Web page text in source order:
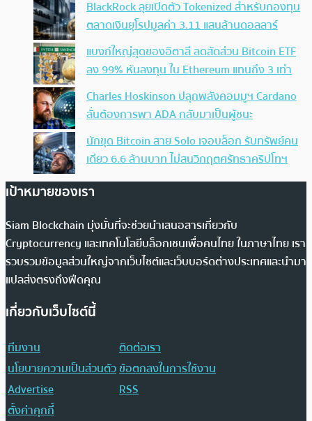
BlackRock ลุยเปิดตัว Tokenized สำหรับกองทุน
ตลาดเงินยุโรปมูลค่า 3.11 แสนล้านดอลลาร์
แบงก์ใหญ่สุดของอิตาลี ลดสัดส่วน Bitcoin ETF
ลง 99% หันลงทุน ใน Ethereum แทนถึง 3 เท่า
Charles Hoskinson ปลุกพลังคอมมูฯ Cardano
ลั่นต้องการพา ADA กลับมาเป็นผู้ชนะ
นักขุด Bitcoin สาย Solo เจอบล็อก รับทรัพย์คน
เดียว 6.6 ล้านบาท ไม่สนวิกฤตศรัทธาคริปโทฯ
เป้าหมายของเรา
Siam Blockchain มุ่งมั่นที่จะช่วยนำเสนอสารเกี่ยวกับ
Cryptocurrency และเทคโนโลยีบล็อกเชนเพื่อคนไทย ในภาษาไทย เรา
รวบรวมข้อมูลส่วนใหญ่จากเว็บไซต์และเว็บบอร์ดต่างประเทศและนำมา
แปลส่งตรงถึงฟีดคุณ
เกี่ยวกับเว็บไซต์นี้
ทีมงาน
ติดต่อเรา
นโยบายความเป็นส่วนตัวข้อตกลงในการใช้งาน
Advertise
RSS
ตั้งค่าคุกกี้